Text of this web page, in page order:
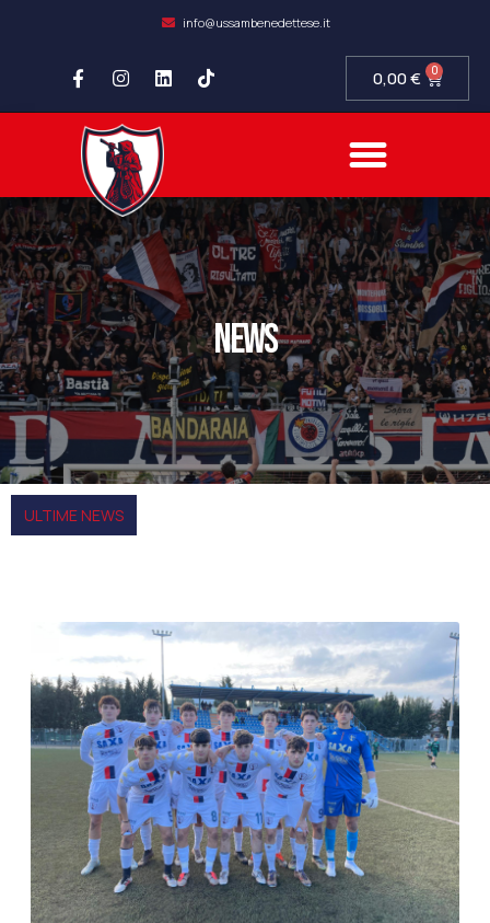
info@ussambenedettese.it
0,00€ 0
news
ULTIME NEWS